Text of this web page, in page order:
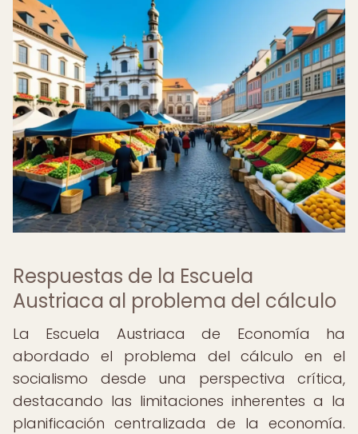
Respuestas de la Escuela
Austriaca al problema del cálculo
La Escuela Austriaca de Economía ha
abordado el problema del cálculo en el
socialismo desde una perspectiva crítica,
destacando las limitaciones inherentes a la
planificación centralizada de la economía.